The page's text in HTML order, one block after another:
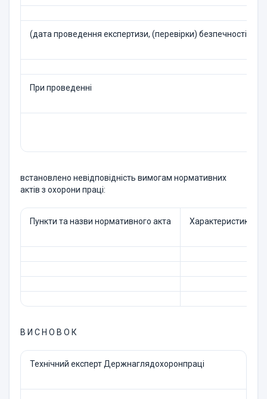
(дата проведення експертизи, (перевірки) безпечності
При проведенні
встановлено невідповідність вимогам нормативних
актів з охорони праці:
Пункти та назви нормативного акта Характеристика
В И С Н О В О К
Технічний експерт Держнаглядохоронпраці